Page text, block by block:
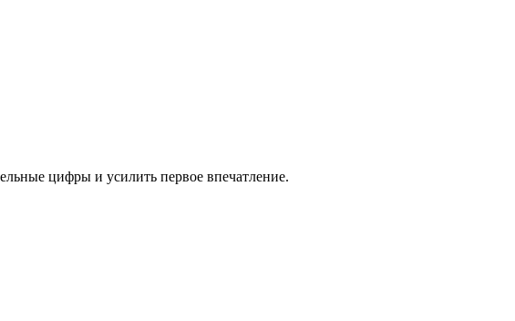
цифры и усилить первое впечатление.